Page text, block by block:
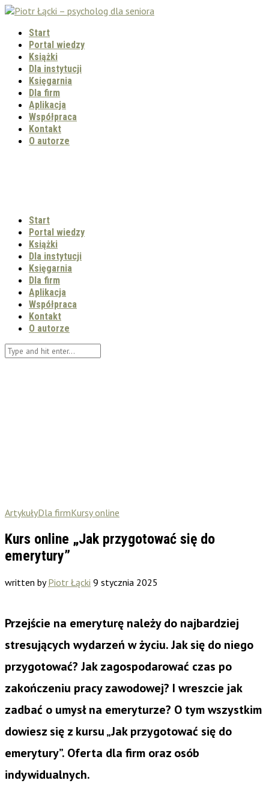
Start
Portal wiedzy
Książki
Dla instytucji
Księgarnia
Dla firm
Aplikacja
Współpraca
Kontakt
O autorze
Start
Portal wiedzy
Książki
Dla instytucji
Księgarnia
Dla firm
Aplikacja
Współpraca
Kontakt
O autorze
ArtykułyDla firmKursy online
Kurs online „Jak przygotować się do
emerytury”
written byPiotr Łącki 9 stycznia 2025
Przejście na emeryturę należy do najbardziej
stresujących wydarzeń w życiu. Jak się do niego
przygotować? Jak zagospodarować czas po
zakończeniu pracy zawodowej? I wreszcie jak
zadbać o umysł na emeryturze? O tym wszystkim
dowiesz się z kursu „Jak przygotować się do
emerytury”. Oferta dla firm oraz osób
indywidualnych.